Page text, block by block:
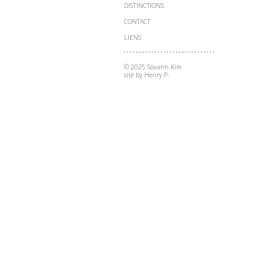
- design
DISTINCTIONS
CONTACT
LIENS
© 2025 Sovann Kim
site by Henry P.